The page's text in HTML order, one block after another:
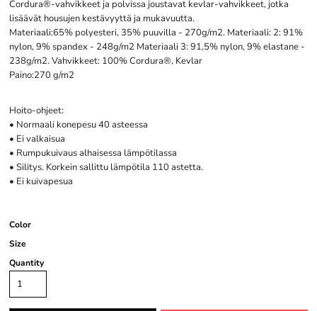
Cordura®-vahvikkeet ja polvissa joustavat kevlar-vahvikkeet, jotka
lisäävät housujen kestävyyttä ja mukavuutta.
Materiaali:65% polyesteri, 35% puuvilla - 270g/m2. Materiaali: 2: 91%
nylon, 9% spandex - 248g/m2 Materiaali 3: 91,5% nylon, 9% elastane -
238g/m2. Vahvikkeet: 100% Cordura®, Kevlar
Paino:270 g/m2
Hoito-ohjeet:
• Normaali konepesu 40 asteessa
• Ei valkaisua
• Rumpukuivaus alhaisessa lämpötilassa
• Silitys. Korkein sallittu lämpötila 110 astetta.
• Ei kuivapesua
Color
Size
Quantity